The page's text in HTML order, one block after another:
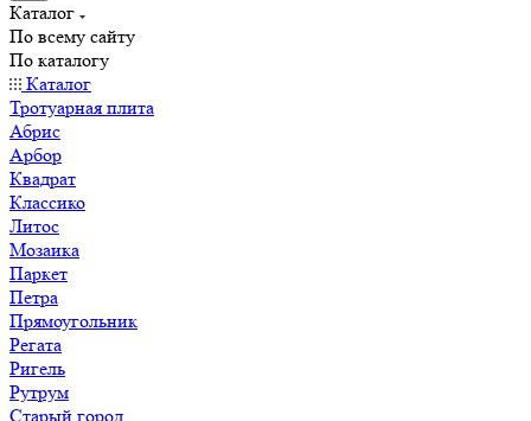
Каталог
По всему сайту
По каталогу
Каталог
Тротуарная плита
Абрис
Арбор
Квадрат
Классико
Литос
Мозаика
Паркет
Петра
Прямоугольник
Регата
Ригель
Рутрум
Старый город